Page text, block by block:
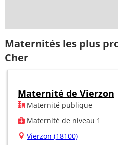
Maternités les plus
Cher
Maternité de Vierzon
Maternité publique
Maternité de niveau 1
Vierzon (18100)